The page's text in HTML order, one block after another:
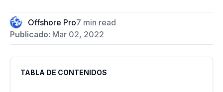
Offshore Pro7 min read
Publicado: Mar 02, 2022
TABLA DE CONTENIDOS